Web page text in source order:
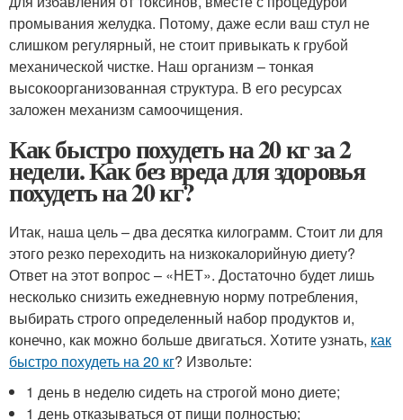
промывания желудка. Потому, даже если ваш стул не
слишком регулярный, не стоит привыкать к грубой
механической чистке. Наш организм – тонкая
высокоорганизованная структура. В его ресурсах
заложен механизм самоочищения.
Как быстро похудеть на 20 кг за 2
недели. Как без вреда для здоровья
похудеть на 20 кг?
Итак, наша цель – два десятка килограмм. Стоит ли для
этого резко переходить на низкокалорийную диету?
Ответ на этот вопрос – «НЕТ». Достаточно будет лишь
несколько снизить ежедневную норму потребления,
выбирать строго определенный набор продуктов и,
конечно, как можно больше двигаться. Хотите узнать, как
быстро похудеть на 20 кг? Извольте:
1 день в неделю сидеть на строгой моно диете;
1 день отказываться от пищи полностью;